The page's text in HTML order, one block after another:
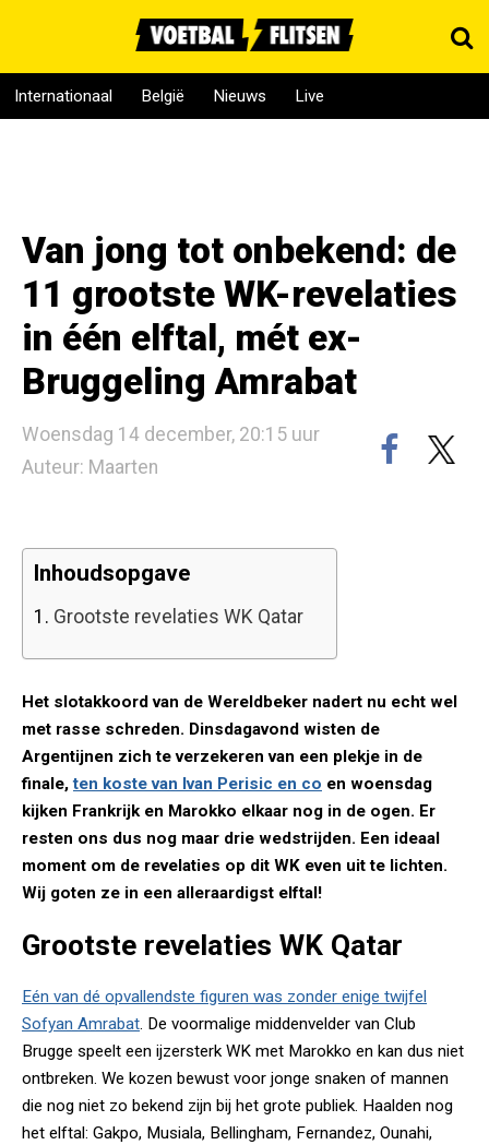
Internationaal België Nieuws Live
Van jong tot onbekend: de
11 grootste WK-revelaties
in één elftal, mét ex-
Bruggeling Amrabat
Woensdag 14 december, 20:15 uur
Auteur: Maarten
Inhoudsopgave
1. Grootste revelaties WK Qatar
Het slotakkoord van de Wereldbeker nadert nu echt wel
met rasse schreden. Dinsdagavond wisten de
Argentijnen zich te verzekeren van een plekje in de
finale,ten koste van Ivan Perisic en co en woensdag
kijken Frankrijk en Marokko elkaar nog in de ogen. Er
resten ons dus nog maar drie wedstrijden. Een ideaal
moment om de revelaties op dit WK even uit te lichten.
Wij goten ze in een alleraardigst elftal!
Grootste revelaties WK Qatar
Eén van dé opvallendste figuren was zonder enige twijfel
Sofyan Amrabat. De voormalige middenvelder van Club
Brugge speelt een ijzersterk WK met Marokko en kan dus niet
ontbreken. We kozen bewust voor jonge snaken of mannen
die nog niet zo bekend zijn bij het grote publiek. Haalden nog
het elftal: Gakpo, Musiala, Bellingham, Fernandez, Ounahi,